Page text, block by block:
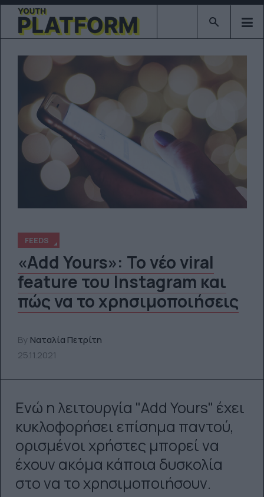
Type 2 or
FEEDS
«Add Yours»: Το νέο viral
feature του Instagram και
πώς να το χρησιμοποιήσεις
By Ναταλία Πετρίτη
25.11.2021
Ενώ η λειτουργία "Add Yours" έχει
κυκλοφορήσει επίσημα παντού,
ορισμένοι χρήστες μπορεί να
έχουν ακόμα κάποια δυσκολία
στο να το χρησιμοποιήσουν.